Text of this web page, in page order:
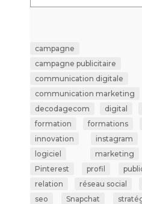
campagne
campagne publicitaire
communication digitale
communication marketing
decodagecom
digital
formation
formations
innovation
instagram
logiciel
marketing
Pinterest
profil
relation
réseau social
seo
Snapchat